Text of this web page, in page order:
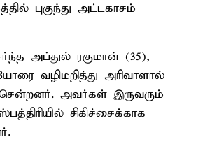
புகுந்து அட்டகாசம்
அப்துல் ரகுமான் (35),
வழிமறித்து அரிவாளால்
சென்றனர். அவர்கள் இருவரும்
சிகிச்சைக்காக